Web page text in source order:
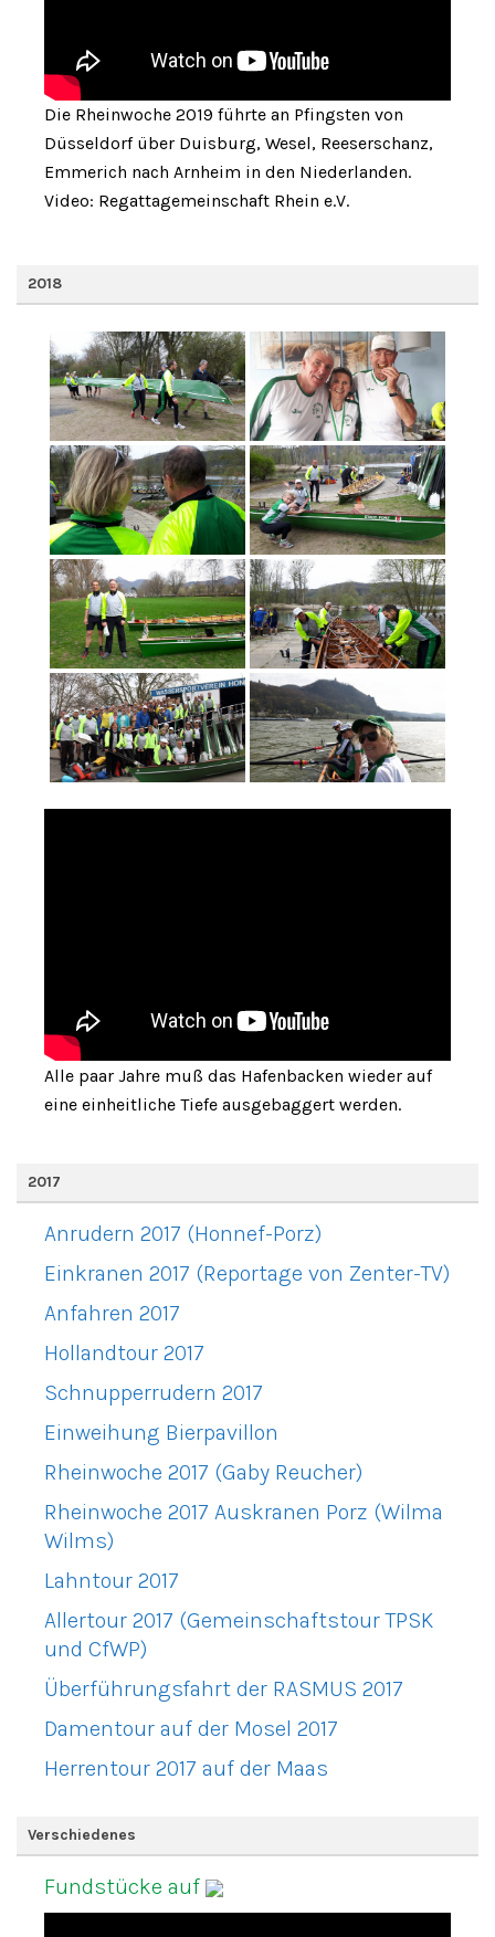
Die Rheinwoche 2019 führte an Pfingsten von
Düsseldorf über Duisburg, Wesel, Reeserschanz,
Emmerich nach Arnheim in den Niederlanden.
Video: Regattagemeinschaft Rhein e.V.
2018
Alle paar Jahre muß das Hafenbacken wieder auf
eine einheitliche Tiefe ausgebaggert werden.
2017
Anrudern 2017 (Honnef-Porz)
Einkranen 2017 (Reportage von Zenter-TV)
Anfahren 2017
Hollandtour 2017
Schnupperrudern 2017
Einweihung Bierpavillon
Rheinwoche 2017 (Gaby Reucher)
Rheinwoche 2017 Auskranen Porz (Wilma
Wilms)
Lahntour 2017
Allertour 2017 (Gemeinschaftstour TPSK
und CfWP)
Überführungsfahrt der RASMUS 2017
Damentour auf der Mosel 2017
Herrentour 2017 auf der Maas
Verschiedenes
Fundstücke auf